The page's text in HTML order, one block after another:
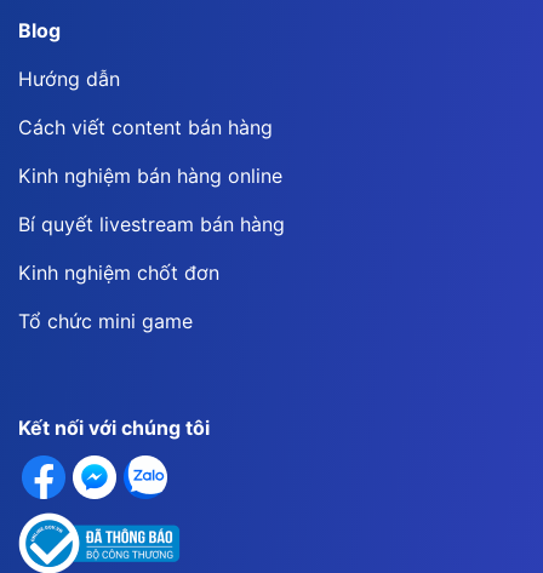
Blog
Hướng dẫn
Cách viết content bán hàng
Kinh nghiệm bán hàng online
Bí quyết livestream bán hàng
Kinh nghiệm chốt đơn
Tổ chức mini game
Kết nối với chúng tôi